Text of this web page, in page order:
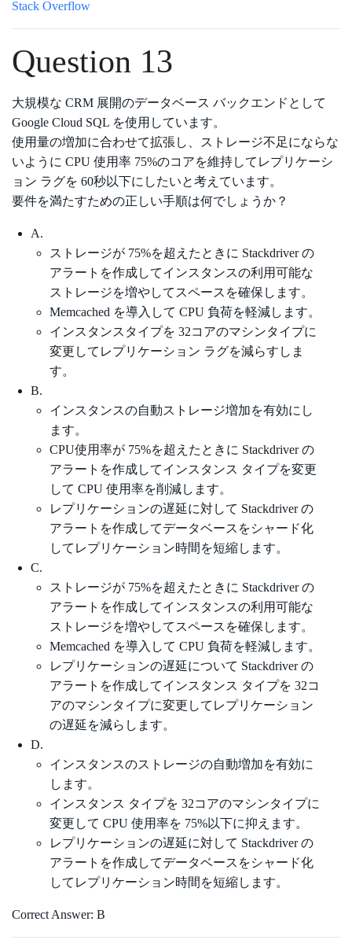
Stack Overflow
Question 13
大規模な CRM 展開のデータベース バックエンドとして
Google Cloud SQL を使用しています。
使用量の増加に合わせて拡張し、ストレージ不足にならな
いように CPU 使用率 75%のコアを維持してレプリケーシ
ョン ラグを 60秒以下にしたいと考えています。
要件を満たすための正しい手順は何でしょうか？
A.
ストレージが 75%を超えたときに Stackdriver の
アラートを作成してインスタンスの利用可能な
ストレージを増やしてスペースを確保します。
Memcached を導入して CPU 負荷を軽減します。
インスタンスタイプを 32コアのマシンタイプに
変更してレプリケーション ラグを減らすしま
す。
B.
インスタンスの自動ストレージ増加を有効にし
ます。
CPU使用率が 75%を超えたときに Stackdriver の
アラートを作成してインスタンス タイプを変更
して CPU 使用率を削減します。
レプリケーションの遅延に対して Stackdriver の
アラートを作成してデータベースをシャード化
してレプリケーション時間を短縮します。
C.
ストレージが 75%を超えたときに Stackdriver の
アラートを作成してインスタンスの利用可能な
ストレージを増やしてスペースを確保します。
Memcached を導入して CPU 負荷を軽減します。
レプリケーションの遅延について Stackdriver の
アラートを作成してインスタンス タイプを 32コ
アのマシンタイプに変更してレプリケーション
の遅延を減らします。
D.
インスタンスのストレージの自動増加を有効に
します。
インスタンス タイプを 32コアのマシンタイプに
変更して CPU 使用率を 75%以下に抑えます。
レプリケーションの遅延に対して Stackdriver の
アラートを作成してデータベースをシャード化
してレプリケーション時間を短縮します。
Correct Answer: B